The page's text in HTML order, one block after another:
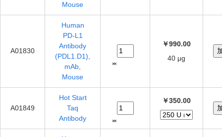
Mouse
A01830
Human
PD-L1
Antibody
(PDL1.D1),
mAb,
Mouse
￥990.00
40 μg
A01849
Hot Start
Taq
Antibody
￥350.00